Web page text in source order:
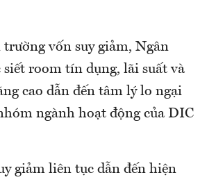
vốn suy giảm, Ngân
siết room tín dụng, lãi suất và
cao dẫn đến tâm lý lo ngại
ngành hoạt động của DIC
giảm liên tục dẫn đến hiện